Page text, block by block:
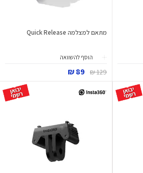
מתאם למצלמה Quick Release
הוסף להשוואה
129 ₪
89 ₪